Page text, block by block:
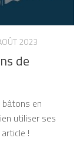
2023
de
en
utiliser ses
!